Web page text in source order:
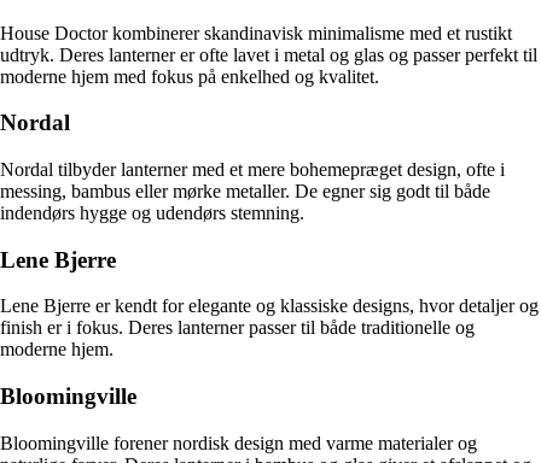
House Doctor kombinerer skandinavisk minimalisme med et rustikt
udtryk. Deres lanterner er ofte lavet i metal og glas og passer perfekt til
moderne hjem med fokus på enkelhed og kvalitet.
Nordal
Nordal tilbyder lanterner med et mere bohemepræget design, ofte i
messing, bambus eller mørke metaller. De egner sig godt til både
indendørs hygge og udendørs stemning.
Lene Bjerre
Lene Bjerre er kendt for elegante og klassiske designs, hvor detaljer og
finish er i fokus. Deres lanterner passer til både traditionelle og
moderne hjem.
Bloomingville
Bloomingville forener nordisk design med varme materialer og